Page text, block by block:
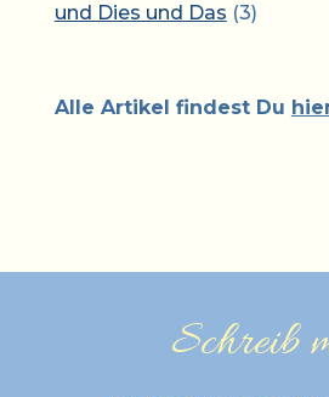
und Dies und Das (3)
Alle Artikel findest Du
Schreib